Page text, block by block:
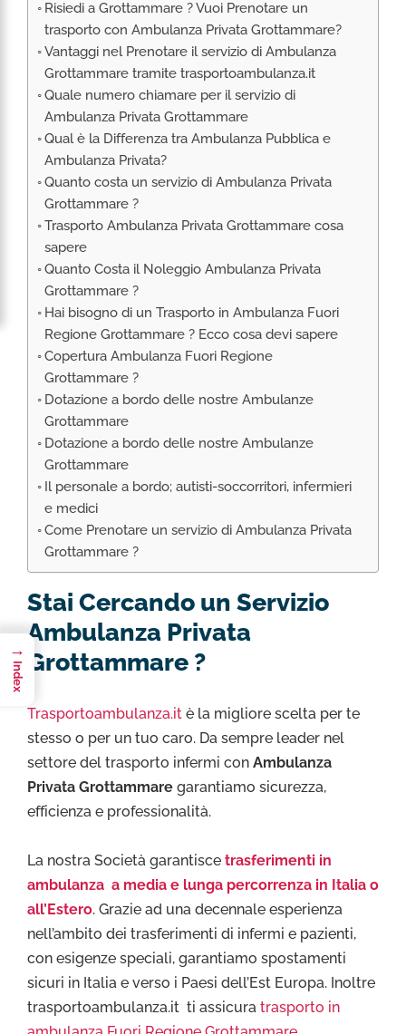
RIMPATRIO SANITARIO ITALIA
AMBULANZA SET CINEMATOGRAFICI
VOLO SANITARIO
TRASPORTO SANITARIO: VOLI DI LINEA,
ELIAMBULANZA ED AMBULANZA
TRASPORTO ECMO O CIRCOLAZIONE
EXTRACORPOREA
TRASPORTO PER NEONATI E PEDIATRICO
Risiedi a Grottammare ? Vuoi Prenotare un
trasporto con Ambulanza Privata Grottammare?
Vantaggi nel Prenotare il servizio di Ambulanza
Grottammare tramite trasportoambulanza.it
Quale numero chiamare per il servizio di
Ambulanza Privata Grottammare
Qual è la Differenza tra Ambulanza Pubblica e
Ambulanza Privata?
Quanto costa un servizio di Ambulanza Privata
Grottammare ?
Trasporto Ambulanza Privata Grottammare cosa
sapere
Quanto Costa il Noleggio Ambulanza Privata
Grottammare ?
Hai bisogno di un Trasporto in Ambulanza Fuori
Regione Grottammare ? Ecco cosa devi sapere
Copertura Ambulanza Fuori Regione
Grottammare ?
Dotazione a bordo delle nostre Ambulanze
Grottammare
Dotazione a bordo delle nostre Ambulanze
Grottammare
Il personale a bordo; autisti-soccorritori, infermieri
e medici
Come Prenotare un servizio di Ambulanza Privata
Grottammare ?
Stai Cercando un Servizio
Ambulanza Privata
Grottammare ?
Trasportoambulanza.it è la migliore scelta per te
stesso o per un tuo caro. Da sempre leader nel
settore del trasporto infermi con Ambulanza
Privata Grottammare garantiamo sicurezza,
efficienza e professionalità.
La nostra Società garantisce trasferimenti in
ambulanza a media e lunga percorrenza in Italia o
all’Estero. Grazie ad una decennale esperienza
nell’ambito dei trasferimenti di infermi e pazienti,
con esigenze speciali, garantiamo spostamenti
sicuri in Italia e verso i Paesi dell’Est Europa. Inoltre
trasportoambulanza.it ti assicura trasporto in
→
Index